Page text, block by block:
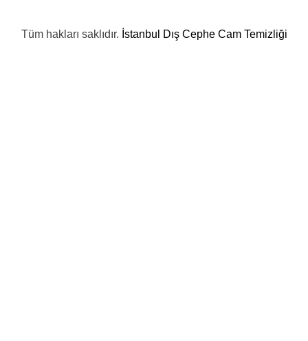
Tüm hakları saklıdır. İstanbul Dış Cephe Cam Temizliği